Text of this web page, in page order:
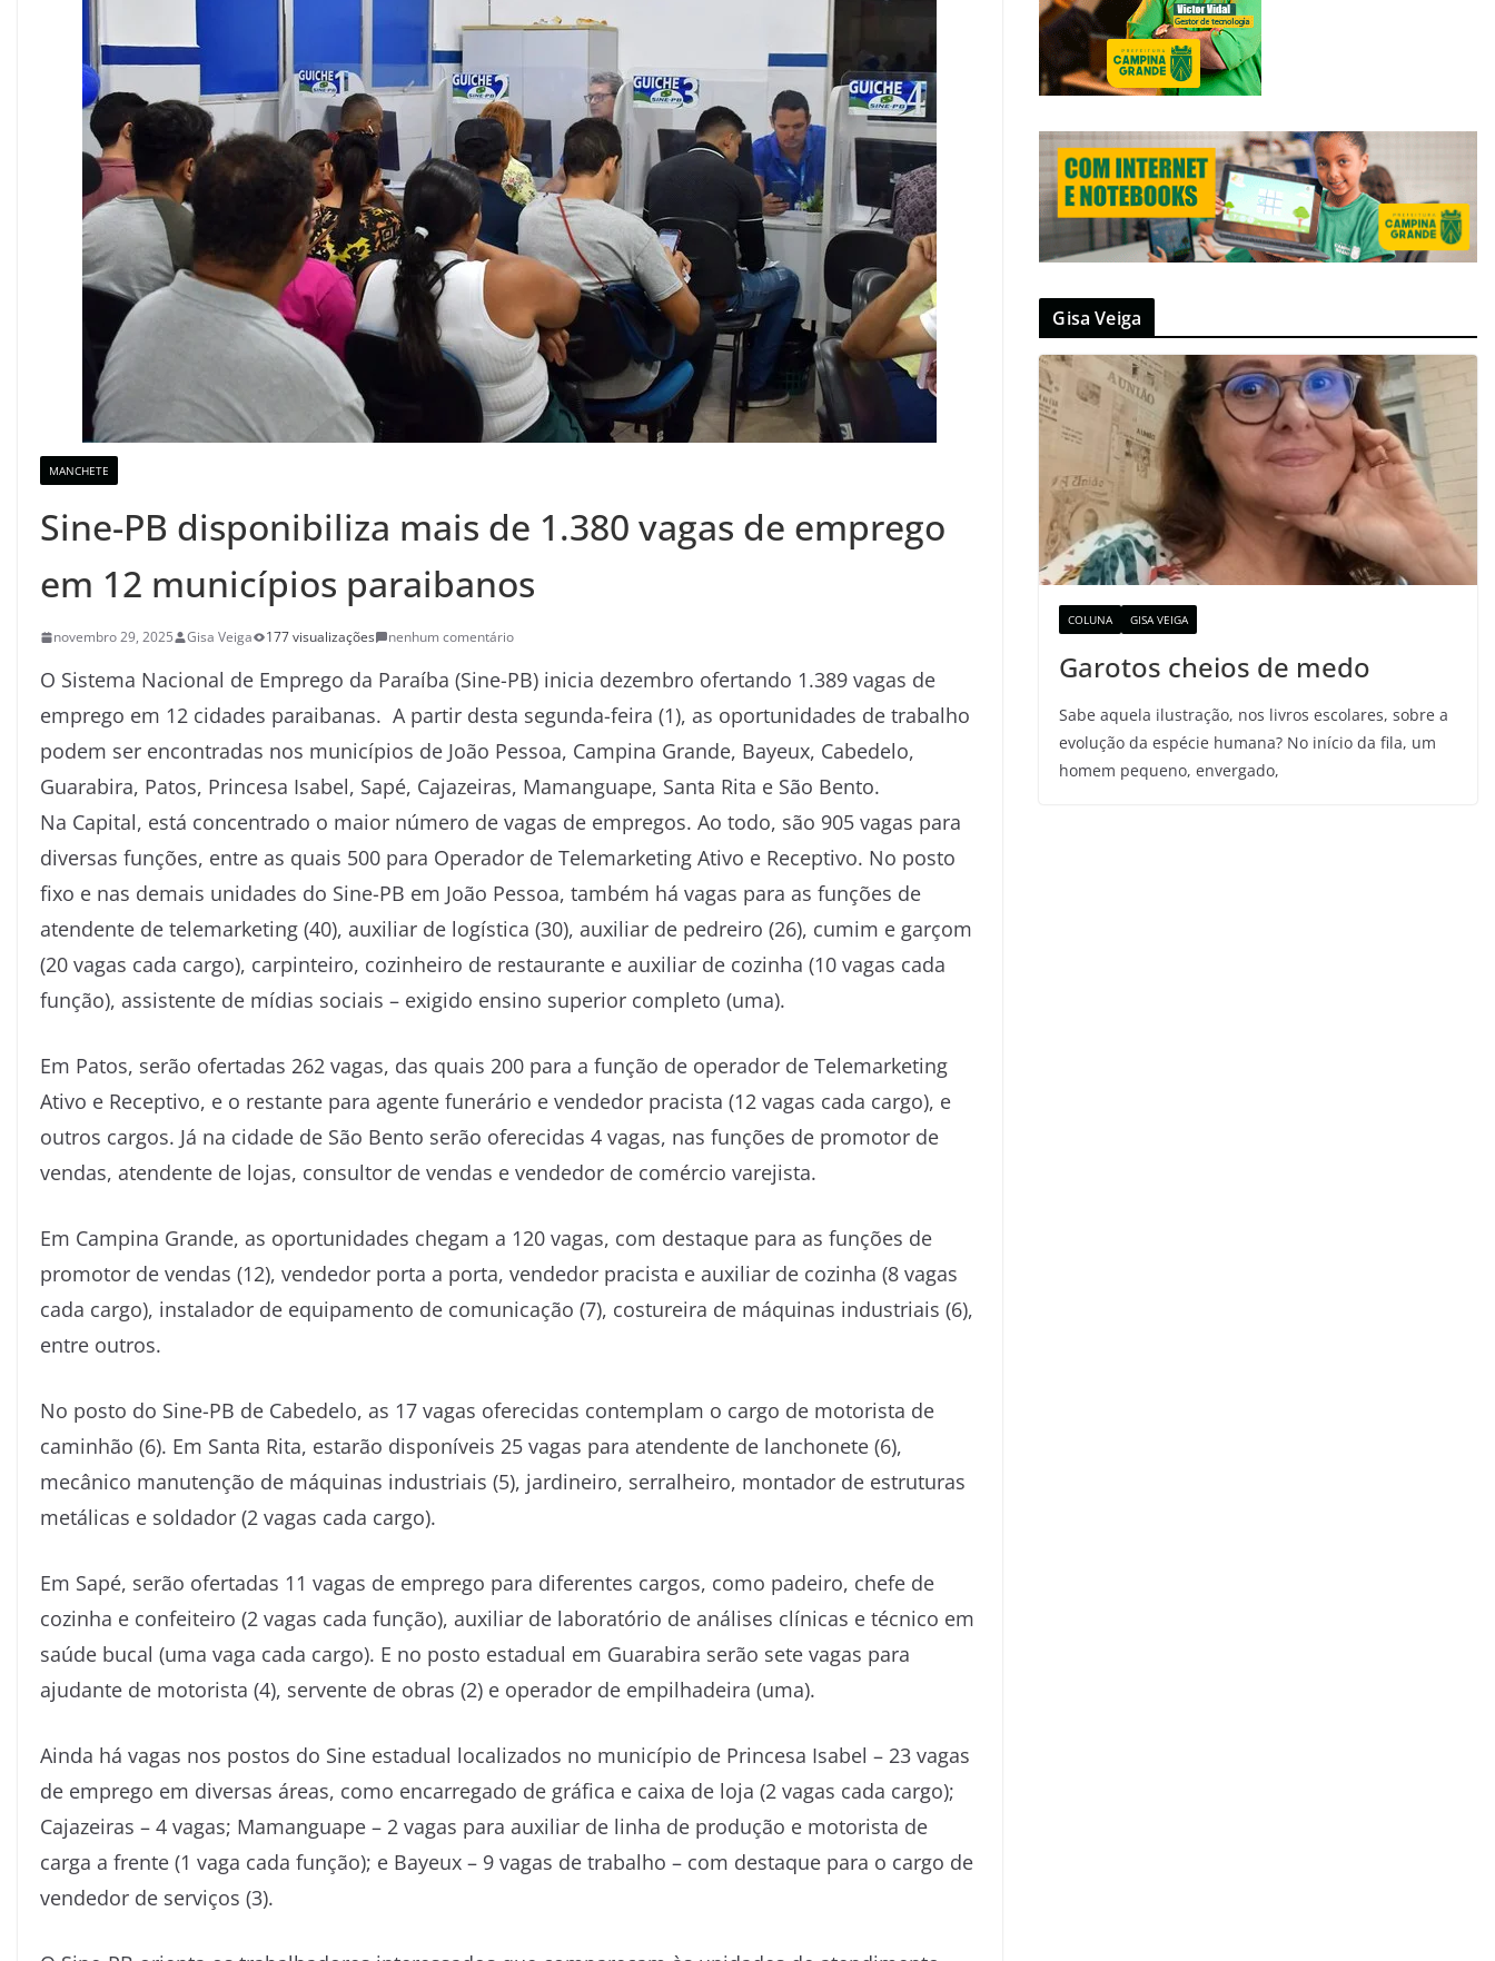
MANCHETE
Sine-PB disponibiliza mais de 1.380 vagas de emprego
em 12 municípios paraibanos
novembro 29, 2025 Gisa Veiga 177 visualizações nenhum comentário
O Sistema Nacional de Emprego da Paraíba (Sine-PB) inicia dezembro ofertando 1.389 vagas de
emprego em 12 cidades paraibanas. A partir desta segunda-feira (1), as oportunidades de trabalho
podem ser encontradas nos municípios de João Pessoa, Campina Grande, Bayeux, Cabedelo,
Guarabira, Patos, Princesa Isabel, Sapé, Cajazeiras, Mamanguape, Santa Rita e São Bento.
Na Capital, está concentrado o maior número de vagas de empregos. Ao todo, são 905 vagas para
diversas funções, entre as quais 500 para Operador de Telemarketing Ativo e Receptivo. No posto
fixo e nas demais unidades do Sine-PB em João Pessoa, também há vagas para as funções de
atendente de telemarketing (40), auxiliar de logística (30), auxiliar de pedreiro (26), cumim e garçom
(20 vagas cada cargo), carpinteiro, cozinheiro de restaurante e auxiliar de cozinha (10 vagas cada
função), assistente de mídias sociais – exigido ensino superior completo (uma).
Em Patos, serão ofertadas 262 vagas, das quais 200 para a função de operador de Telemarketing
Ativo e Receptivo, e o restante para agente funerário e vendedor pracista (12 vagas cada cargo), e
outros cargos. Já na cidade de São Bento serão oferecidas 4 vagas, nas funções de promotor de
vendas, atendente de lojas, consultor de vendas e vendedor de comércio varejista.
Em Campina Grande, as oportunidades chegam a 120 vagas, com destaque para as funções de
promotor de vendas (12), vendedor porta a porta, vendedor pracista e auxiliar de cozinha (8 vagas
cada cargo), instalador de equipamento de comunicação (7), costureira de máquinas industriais (6),
entre outros.
No posto do Sine-PB de Cabedelo, as 17 vagas oferecidas contemplam o cargo de motorista de
caminhão (6). Em Santa Rita, estarão disponíveis 25 vagas para atendente de lanchonete (6),
mecânico manutenção de máquinas industriais (5), jardineiro, serralheiro, montador de estruturas
metálicas e soldador (2 vagas cada cargo).
Em Sapé, serão ofertadas 11 vagas de emprego para diferentes cargos, como padeiro, chefe de
cozinha e confeiteiro (2 vagas cada função), auxiliar de laboratório de análises clínicas e técnico em
saúde bucal (uma vaga cada cargo). E no posto estadual em Guarabira serão sete vagas para
ajudante de motorista (4), servente de obras (2) e operador de empilhadeira (uma).
Ainda há vagas nos postos do Sine estadual localizados no município de Princesa Isabel – 23 vagas
de emprego em diversas áreas, como encarregado de gráfica e caixa de loja (2 vagas cada cargo);
Cajazeiras – 4 vagas; Mamanguape – 2 vagas para auxiliar de linha de produção e motorista de
carga a frente (1 vaga cada função); e Bayeux – 9 vagas de trabalho – com destaque para o cargo de
vendedor de serviços (3).
Gisa Veiga
COLUNA GISA VEIGA
Garotos cheios de medo
Sabe aquela ilustração, nos livros escolares, sobre a
evolução da espécie humana? No início da fila, um
homem pequeno, envergado,